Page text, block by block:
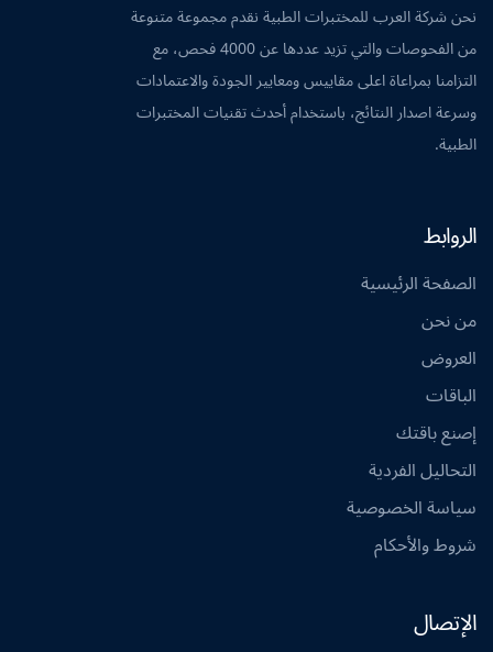
نحن شركة العرب للمختبرات الطبية نقدم مجموعة متنوعة
من الفحوصات والتي تزيد عددها عن 4000 فحص، مع
التزامنا بمراعاة اعلى مقاييس ومعايير الجودة والاعتمادات
وسرعة اصدار النتائج، باستخدام أحدث تقنيات المختبرات
الطبية.
الروابط
الصفحة الرئيسية
من نحن
العروض
الباقات
إصنع باقتك
التحاليل الفردية
سياسة الخصوصية
شروط والأحكام
الإتصال